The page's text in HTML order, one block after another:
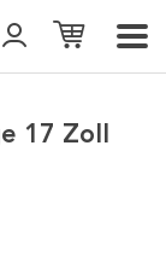
17 Zoll